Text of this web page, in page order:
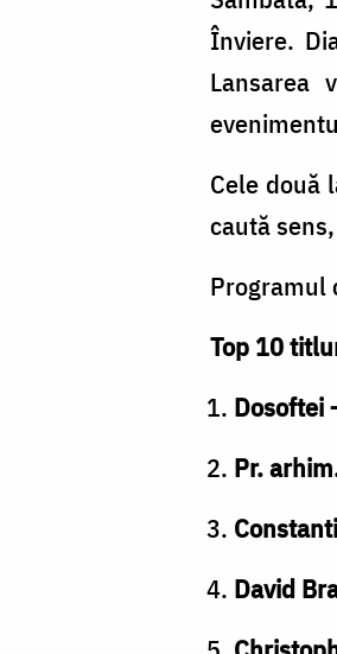
Înviere.
Lansarea
Cele două
caută
Programul
Top 10
Dosoftei
Pr.
David